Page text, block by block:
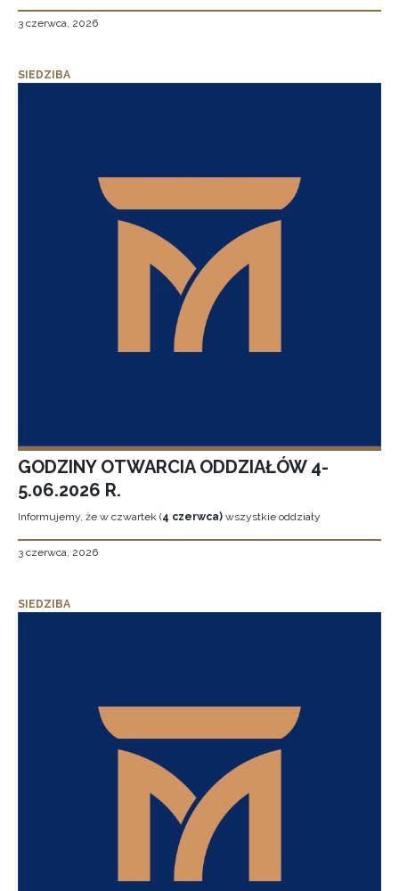
3 czerwca, 2026
SIEDZIBA
GODZINY OTWARCIA ODDZIAŁÓW 4-
5.06.2026 R.
Informujemy, że w czwartek (4 czerwca) wszystkie oddziały
3 czerwca, 2026
SIEDZIBA